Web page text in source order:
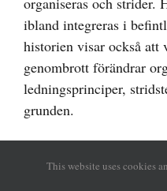
ibland integreras i
historien visar också att
genombrott förändrar
ledningsprinciper,
grunden.
Stridsvagnen
manövrera, radion
This website uses cookies